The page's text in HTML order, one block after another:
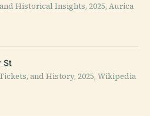
Historical Insights, 2025, Aurica
St
and History, 2025, Wikipedia